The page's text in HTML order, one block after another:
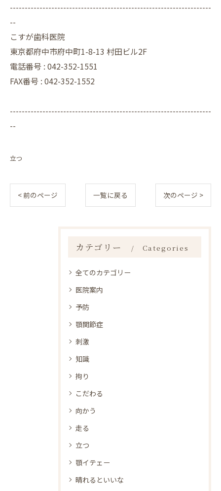
--------------------------------------------------------------------
--
こすが歯科医院
東京都府中市府中町1-8-13 村田ビル2F
電話番号 : 042-352-1551
FAX番号 : 042-352-1552
--------------------------------------------------------------------
--
立つ
< 前のページ 一覧に戻る 次のページ >
カテゴリー Categories
全てのカテゴリー
医院案内
予防
顎関節症
刺激
知識
拘り
こだわる
向かう
走る
立つ
顎イテェー
晴れるといいな